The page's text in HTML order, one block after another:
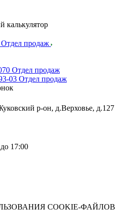
калькулятор
Отдел продаж
Отдел продаж
03 Отдел продаж
р-он, д.Верховье, д.127
17:00
COOKIE-ФАЙЛОВ